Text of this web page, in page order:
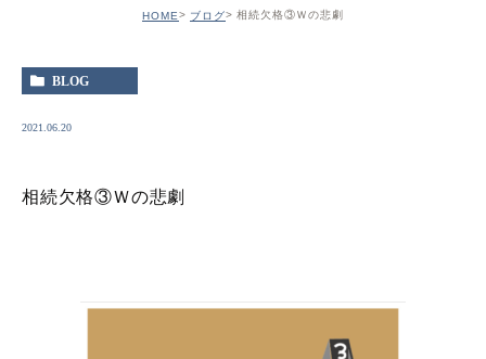
HOME ブログ 相続欠格③Ｗの悲劇
BLOG
2021.06.20
相続欠格③Ｗの悲劇